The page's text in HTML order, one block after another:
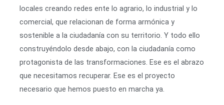
locales creando redes ente lo agrario, lo industrial y lo
comercial, que relacionan de forma armónica y
sostenible a la ciudadanía con su territorio. Y todo ello
construyéndolo desde abajo, con la ciudadanía como
protagonista de las transformaciones. Ese es el abrazo
que necesitamos recuperar. Ese es el proyecto
necesario que hemos puesto en marcha ya.